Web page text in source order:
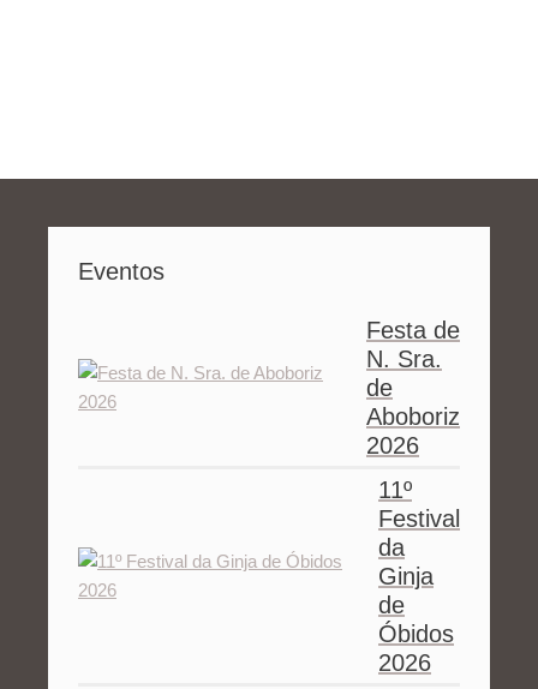
Eventos
Festa de
N. Sra.
de
Aboboriz
2026
11º
Festival
da
Ginja
de
Óbidos
2026